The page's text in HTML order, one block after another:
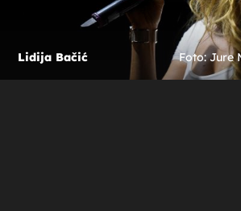
Lidija Bačić Foto: Jure